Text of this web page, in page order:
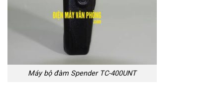
Máy bộ đàm Spender TC-400UNT